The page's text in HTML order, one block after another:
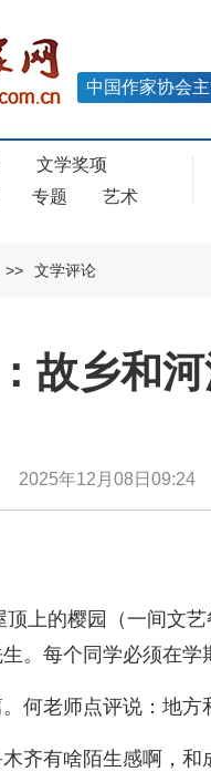
中国作家协会
文学奖项
专题 艺术
>> 文学评论
故乡和
2025年12月08日09:24
顶上的樱园（一间文
。每个同学必须在学
何老师点评说：地方
齐有啥陌生感啊，和